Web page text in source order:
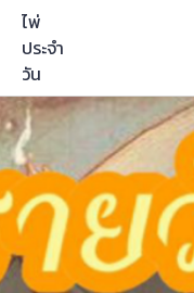
ไพ่
ประจำ
วัน